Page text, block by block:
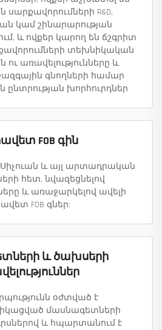
սարքավորումների R&D,
կամ շինարարության
և ովքեր կարող են ճշգրիտ
տեխնիկական
առավելությունները և
գնողների համար
խորհուրդներ
FOB գին
և այլ արտադրական
հետ, նվազեցնելով
և առաջարկելով ավելի
FOB գներ:
և ծախսերի
օժտված է
մասնագետների
և հպարտանում է